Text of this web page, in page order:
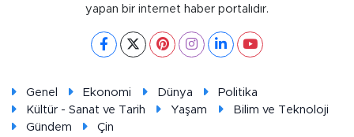
yapan bir internet haber portalıdır.
Genel Ekonomi Dünya
Politika
Kültür - Sanat ve Tarih
Yaşam
Bilim ve Teknoloji
Gündem
Çin